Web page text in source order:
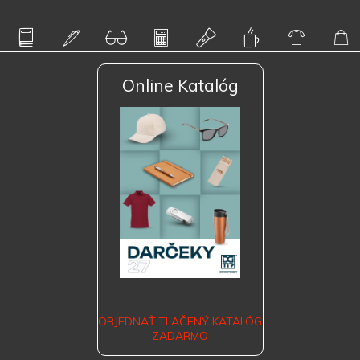
Online Katalóg
OBJEDNAŤ TLAČENÝ KATALÓG
ZADARMO